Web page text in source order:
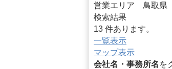
営業エリア 鳥取県
検索結果
13 件あります。
一覧表示
マップ表示
会社名・事務所名 を